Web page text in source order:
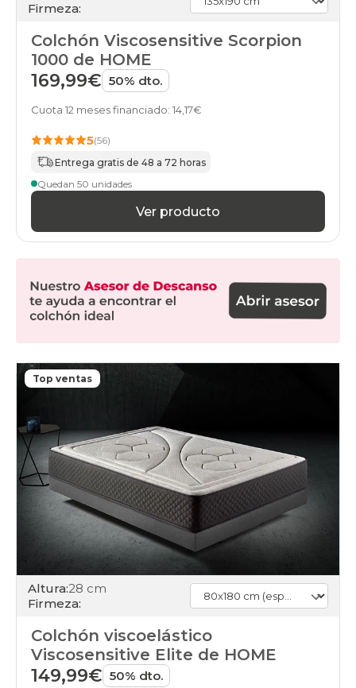
90x210cm-
colchones
colchones
105x190cm
105x200cm
colchones
105x210cm-
especial
especial
colchones
110x180cm-
especial
colchones
120x180cm
colchones
120x190cm
colchones
120x200cm
colchones
120x210cm-
especial
120x220cm-
especial
colchones
135x180cm
colchones
135x190cm
Firmeza:
Colchón Viscosensitive Scorpion
1000 de HOME
169,99€ 50% dto.
Cuota 12 meses financiado: 14,17€
5(56)
Entrega gratis de 48 a 72 horas
Quedan 50 unidades
Ver producto
Top ventas
Altura:28 cm
Firmeza:
Colchón viscoelástico
Viscosensitive Elite de HOME
149,99€ 50% dto.